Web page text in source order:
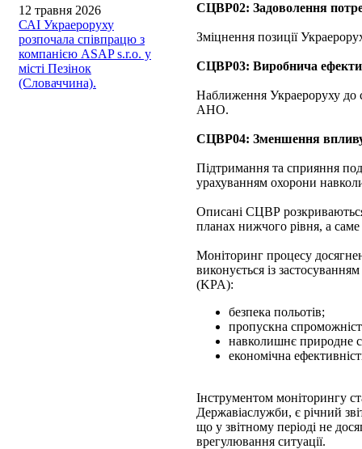
12 травня 2026
САІ Украероруху
розпочала співпрацю з
компанією ASAP s.r.o. у
місті Пезінок
(Словаччина).
СЦВР02: Задоволення
Зміцнення позиції
СЦВР03: Виробнича
Наближення Украероруху до
АНО.
СЦВР04: Зменшення
Підтримання та сприяння
урахуванням охорони
Описані СЦВР розкриваються
планах нижчого рівня, а саме
Моніторинг процесу
виконується із
(KPA):
безпека польотів;
пропускна
навколишнє природне
економічна
Інструментом моніторингу
Державіаслужби, є річний
що у звітному періоді не
врегулювання ситуації.